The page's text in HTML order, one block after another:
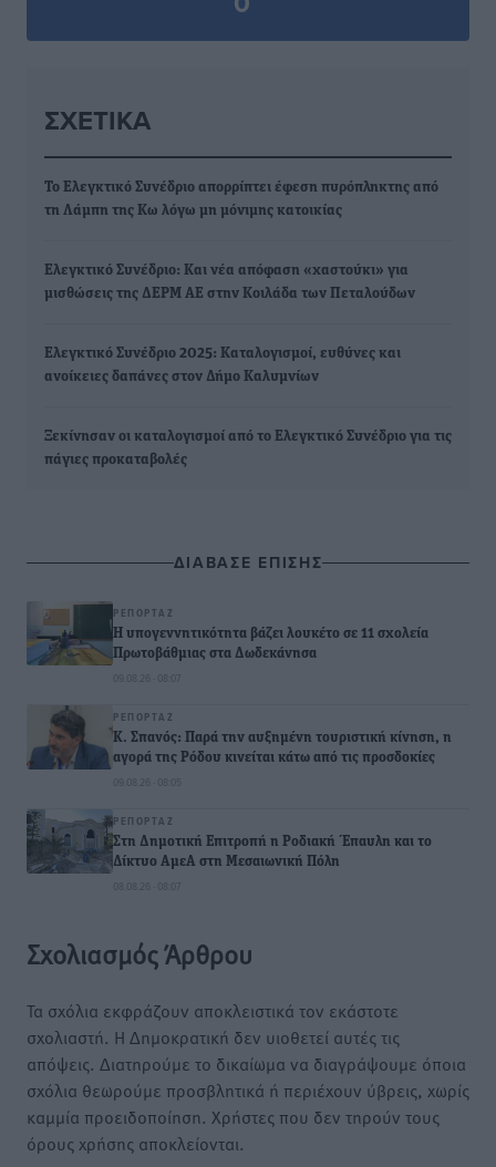
ΣΧΕΤΙΚΆ
Το Ελεγκτικό Συνέδριο απορρίπτει έφεση πυρόπληκτης από
τη Λάμπη της Κω λόγω μη μόνιμης κατοικίας
Ελεγκτικό Συνέδριο: Και νέα απόφαση «χαστούκι» για
μισθώσεις της ΔΕΡΜ ΑΕ στην Κοιλάδα των Πεταλούδων
Ελεγκτικό Συνέδριο 2025: Καταλογισμοί, ευθύνες και
ανοίκειες δαπάνες στον Δήμο Καλυμνίων
Ξεκίνησαν οι καταλογισμοί από το Ελεγκτικό Συνέδριο για τις
πάγιες προκαταβολές
ΔΙΑΒΑΣΕ ΕΠΙΣΗΣ
ΡΕΠΟΡΤΆΖ
Η υπογεννητικότητα βάζει λουκέτο σε 11 σχολεία
Πρωτοβάθμιας στα Δωδεκάνησα
09.08.26 · 08:07
ΡΕΠΟΡΤΆΖ
Κ. Σπανός: Παρά την αυξημένη τουριστική κίνηση, η
αγορά της Ρόδου κινείται κάτω από τις προσδοκίες
09.08.26 · 08:05
ΡΕΠΟΡΤΆΖ
Στη Δημοτική Επιτροπή η Ροδιακή Έπαυλη και το
Δίκτυο ΑμεΑ στη Μεσαιωνική Πόλη
08.08.26 · 08:07
Σχολιασμός Άρθρου
Τα σχόλια εκφράζουν αποκλειστικά τον εκάστοτε
σχολιαστή. Η Δημοκρατική δεν υιοθετεί αυτές τις
απόψεις. Διατηρούμε το δικαίωμα να διαγράψουμε όποια
σχόλια θεωρούμε προσβλητικά ή περιέχουν ύβρεις, χωρίς
καμμία προειδοποίηση. Χρήστες που δεν τηρούν τους
όρους χρήσης αποκλείονται.